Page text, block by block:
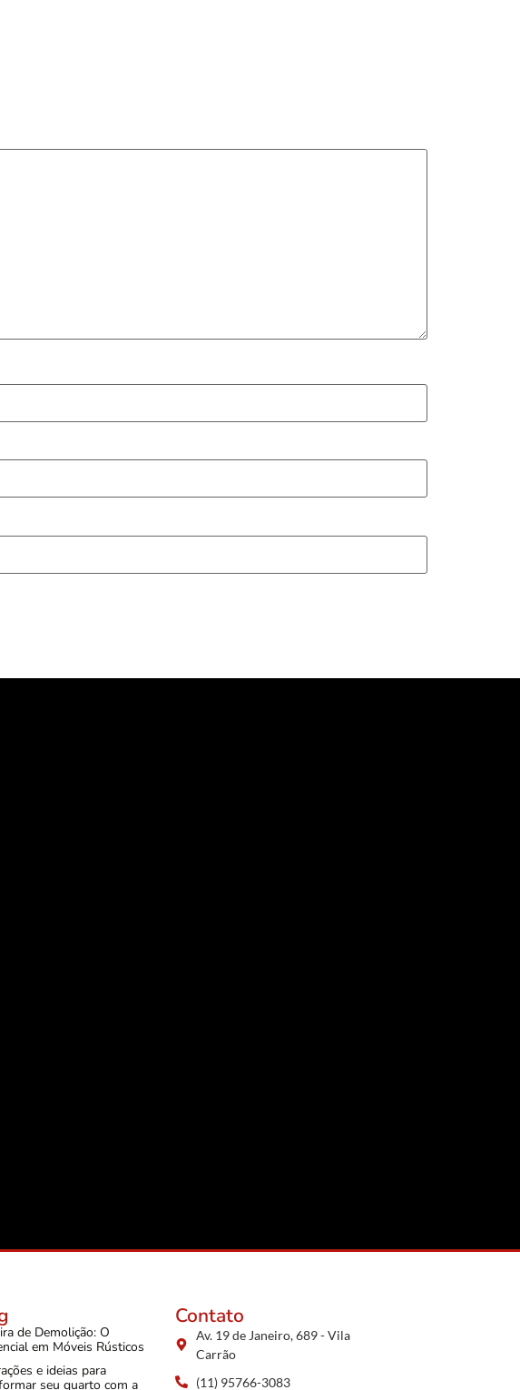
de Demolição: O
em Móveis Rústicos
e ideias para
seu quarto com a
Contato
Av. 19 de Janeiro, 689 - Vila
Carrão
(11) 95766-3083